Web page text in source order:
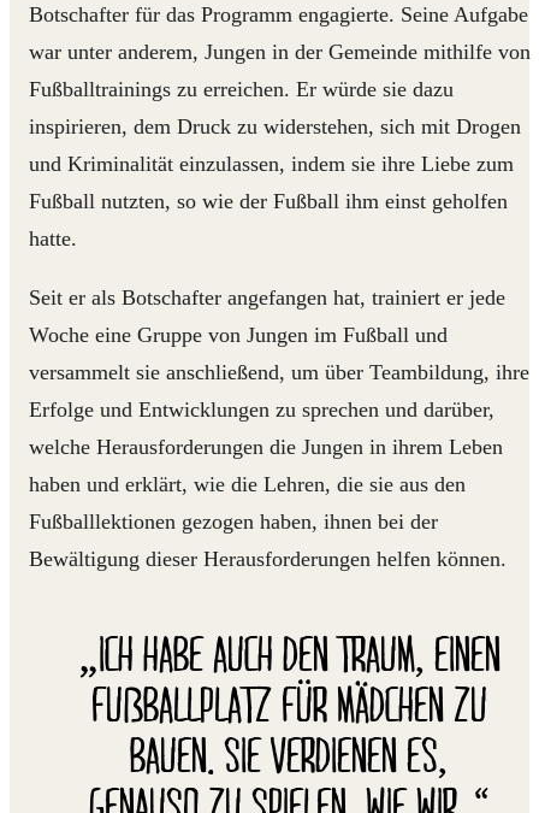
Botschafter für das Programm engagierte. Seine Aufgabe
war unter anderem, Jungen in der Gemeinde mithilfe von
Fußballtrainings zu erreichen. Er würde sie dazu
inspirieren, dem Druck zu widerstehen, sich mit Drogen
und Kriminalität einzulassen, indem sie ihre Liebe zum
Fußball nutzten, so wie der Fußball ihm einst geholfen
hatte.
Seit er als Botschafter angefangen hat, trainiert er jede
Woche eine Gruppe von Jungen im Fußball und
versammelt sie anschließend, um über Teambildung, ihre
Erfolge und Entwicklungen zu sprechen und darüber,
welche Herausforderungen die Jungen in ihrem Leben
haben und erklärt, wie die Lehren, die sie aus den
Fußballlektionen gezogen haben, ihnen bei der
Bewältigung dieser Herausforderungen helfen können.
„ICH HABE AUCH DEN TRAUM, EINEN
FUßBALLPLATZ FÜR MÄDCHEN ZU
BAUEN. SIE VERDIENEN ES,